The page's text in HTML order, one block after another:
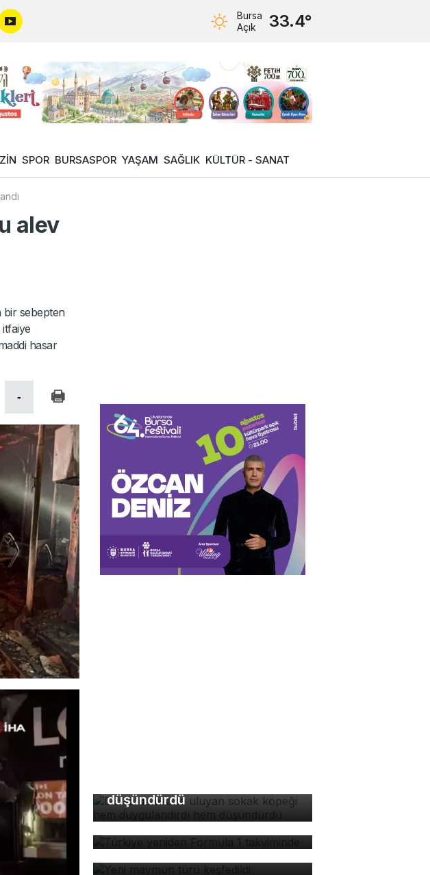
Bursa
Açık
33.4°
SPOR BURSASPOR YAŞAM SAĞLIK KÜLTÜR - SANAT
alev
bir sebepten
hasar
-
düşündürdü
Türkiye yeniden Formula 1
takviminde
Yeni maymun türü keşfedildi